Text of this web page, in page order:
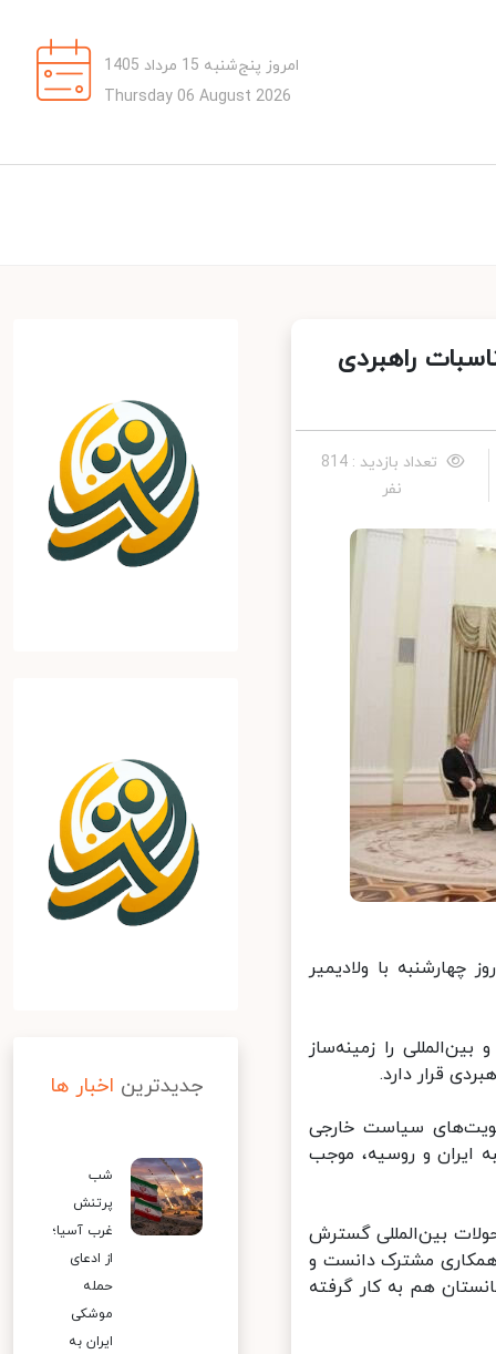
امروز پنج‌شنبه 15 مرداد 1405
Thursday 06 August 2026
راهبردی
تعداد بازدید : 814
نفر
با ولادیمیر
را زمینه‌ساز
قرار دارد.
سیاست خارجی
و روسیه، موجب
بین‌المللی گسترش
مشترک دانست و
هم به کار گرفته
جدیدترین اخبار ها
شب
پرتنش
غرب آسیا؛
از ادعای
حمله
موشکی
ایران به